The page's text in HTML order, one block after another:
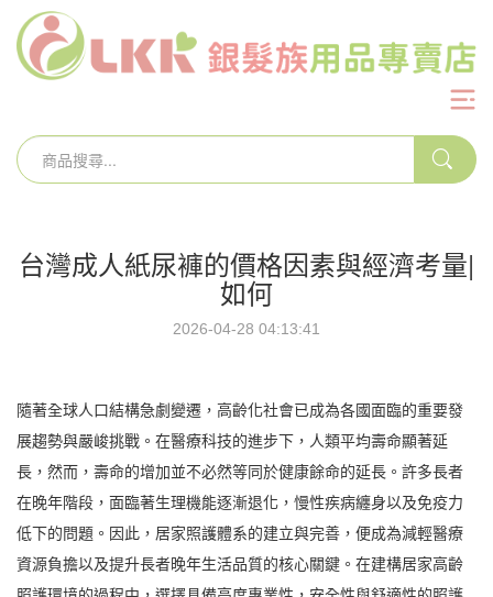
台灣成人紙尿褲的價格因素與經濟考量|
如何
2026-04-28 04:13:41
隨著全球人口結構急劇變遷，高齡化社會已成為各國面臨的重要發
展趨勢與嚴峻挑戰。在醫療科技的進步下，人類平均壽命顯著延
長，然而，壽命的增加並不必然等同於健康餘命的延長。許多長者
在晚年階段，面臨著生理機能逐漸退化，慢性疾病纏身以及免疫力
低下的問題。因此，居家照護體系的建立與完善，便成為減輕醫療
資源負擔以及提升長者晚年生活品質的核心關鍵。在建構居家高齡